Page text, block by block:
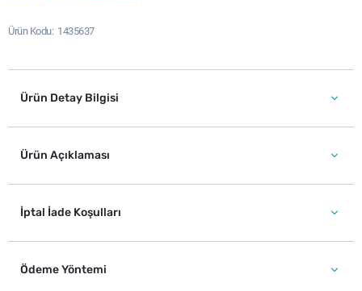
Ürün Kodu 1435637
Ürün Detay Bilgisi
Ürün Açıklaması
İptal İade Koşulları
Ödeme Yöntemi